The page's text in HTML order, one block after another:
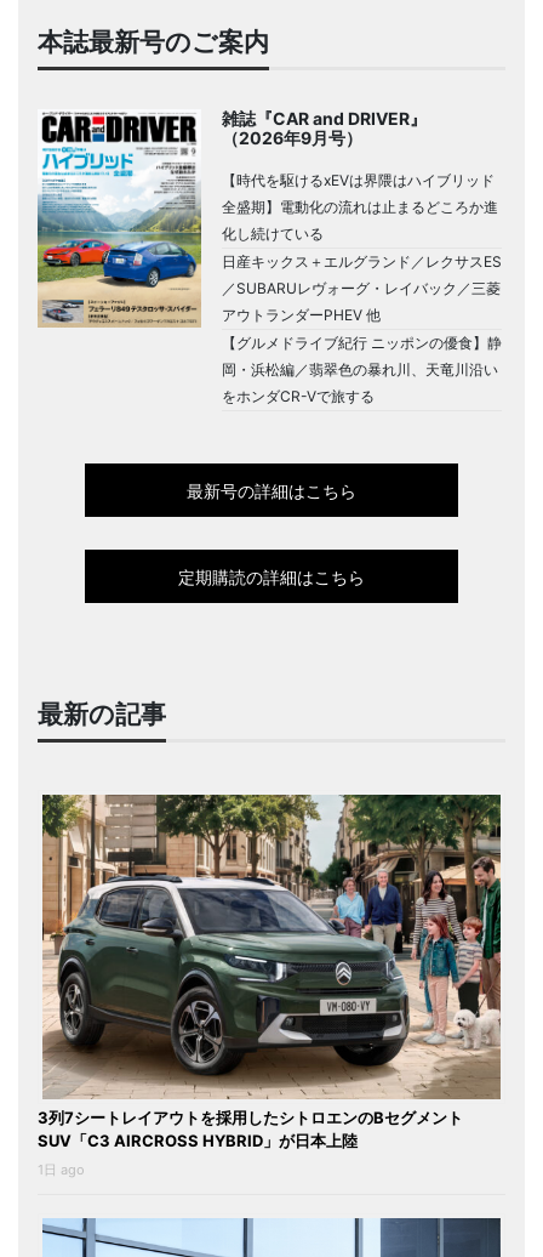
本誌最新号のご案内
雑誌『CAR and DRIVER』
（2026年9月号）
【時代を駆けるxEVは界隈はハイブリッド
全盛期】電動化の流れは止まるどころか進
化し続けている
日産キックス＋エルグランド／レクサスES
／SUBARUレヴォーグ・レイバック／三菱
アウトランダーPHEV 他
【グルメドライブ紀行 ニッポンの優食】静
岡・浜松編／翡翠色の暴れ川、天竜川沿い
をホンダCR-Vで旅する
最新号の詳細はこちら
定期購読の詳細はこちら
最新の記事
3列7シートレイアウトを採用したシトロエンのBセグメント
SUV「C3 AIRCROSS HYBRID」が日本上陸
1日 ago